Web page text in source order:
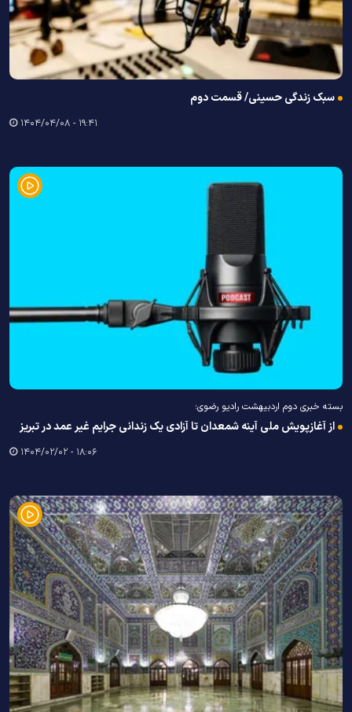
سبک زندگی حسینی/ قسمت دوم
۱۹:۴۱ - ۱۴۰۴/۰۴/۰۸
بسته خبری دوم اردبیهشت رادیو رضوی؛
از آغازپویش ملی آینه شمعدان تا آزادی یک زندانی جرایم غیر عمد در تبریز
۱۸:۰۶ - ۱۴۰۴/۰۲/۰۲